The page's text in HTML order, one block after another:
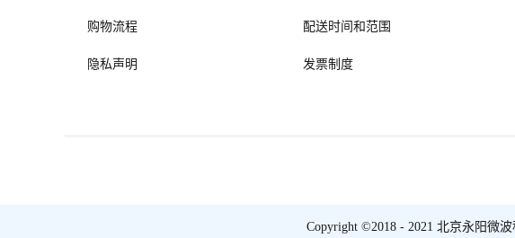
购物流程
隐私声明
配送时间和范围
发票制度
Copyright ©2018 - 2021 北京永阳微波